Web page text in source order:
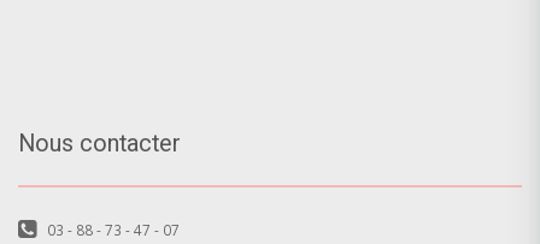
Nous contacter
03 - 88 - 73 - 47 - 07